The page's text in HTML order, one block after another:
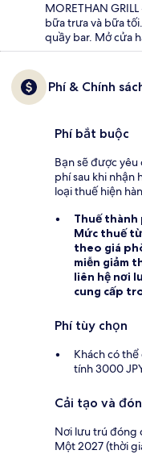
MORETHAN
bữa trưa và bữa
quầy bar. Mở cửa
Phí & Chính
Phí bắt buộc
Bạn sẽ được
phí sau khi nhận
loại thuế hiện
Thuế thành
Mức thuế
theo giá
miễn giảm
liên hệ nơi
cung cấp
Phí tùy chọn
Khách có
tính 3000
Cải tạo và
Nơi lưu trú đóng
Một 2027 (thời